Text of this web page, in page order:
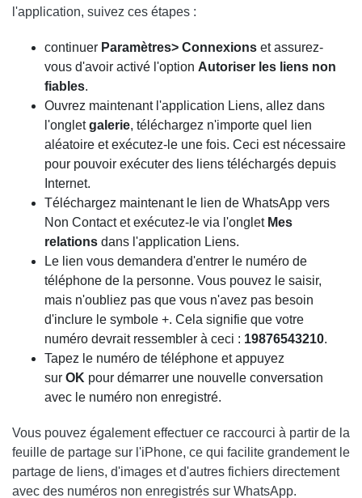
l'application, suivez ces étapes :
continuer Paramètres> Connexions et assurez-
vous d'avoir activé l'option Autoriser les liens non
fiables.
Ouvrez maintenant l'application Liens, allez dans
l'ongletgalerie, téléchargez n'importe quel lien
aléatoire et exécutez-le une fois. Ceci est nécessaire
pour pouvoir exécuter des liens téléchargés depuis
Internet.
Téléchargez maintenant le lien de WhatsApp vers
Non Contact et exécutez-le via l'onglet Mes
relations dans l'application Liens.
Le lien vous demandera d'entrer le numéro de
téléphone de la personne. Vous pouvez le saisir,
mais n'oubliez pas que vous n'avez pas besoin
d'inclure le symbole +. Cela signifie que votre
numéro devrait ressembler à ceci : 19876543210.
Tapez le numéro de téléphone et appuyez
sur OK pour démarrer une nouvelle conversation
avec le numéro non enregistré.
Vous pouvez également effectuer ce raccourci à partir de la
feuille de partage sur l'iPhone, ce qui facilite grandement le
partage de liens, d'images et d'autres fichiers directement
avec des numéros non enregistrés sur WhatsApp.